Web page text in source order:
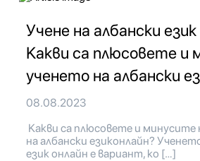
Учене на албански
Какви са плюсовете и
ученето на албански
08.08.2023
Какви са плюсовете и минусите
на албански езиконлайн?
език онлайн е вариант, ко […]